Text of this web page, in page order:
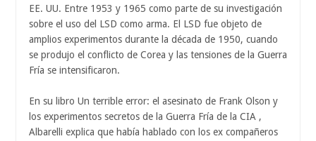
EE. UU. Entre 1953 y 1965 como parte de su investigación
sobre el uso del LSD como arma. El LSD fue objeto de
amplios experimentos durante la década de 1950, cuando
se produjo el conflicto de Corea y las tensiones de la Guerra
Fría se intensificaron.
En su libro Un terrible error: el asesinato de Frank Olson y
los experimentos secretos de la Guerra Fría de la CIA ,
Albarelli explica que había hablado con los ex compañeros